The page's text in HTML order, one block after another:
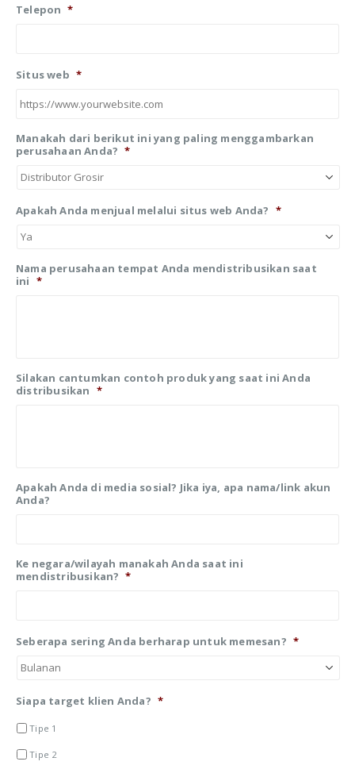
Telepon *
Situs web *
Manakah dari berikut ini yang paling menggambarkan
perusahaan Anda? *
Apakah Anda menjual melalui situs web Anda? *
Nama perusahaan tempat Anda mendistribusikan saat
ini *
Silakan cantumkan contoh produk yang saat ini Anda
distribusikan *
Apakah Anda di media sosial? Jika iya, apa nama/link akun
Anda?
Ke negara/wilayah manakah Anda saat ini
mendistribusikan? *
Seberapa sering Anda berharap untuk memesan? *
Siapa target klien Anda? *
Tipe 1
Tipe 2